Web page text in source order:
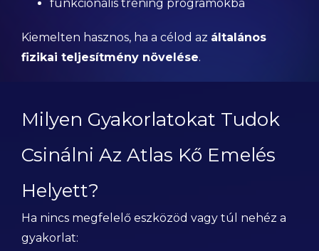
funkcionális tréning programokba
Kiemelten hasznos, ha a célod az általános
fizikai teljesítmény növelése.
Milyen Gyakorlatokat Tudok
Csinálni Az Atlas Kő Emelés
Helyett?
Ha nincs megfelelő eszközöd vagy túl nehéz a
gyakorlat: